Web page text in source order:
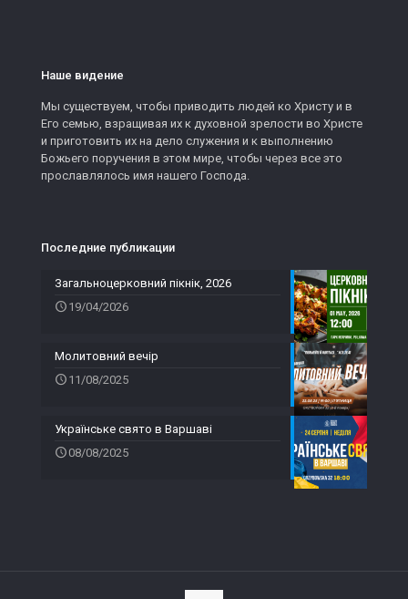
Наше видение
Мы существуем, чтобы приводить людей ко Христу и в
Его семью, взращивая их к духовной зрелости во Христе
и приготовить их на дело служения и к выполнению
Божьего поручения в этом мире, чтобы через все это
прославлялось имя нашего Господа.
Последние публикации
Загальноцерковний пікнік, 2026
19/04/2026
Молитовний вечір
11/08/2025
Українське свято в Варшаві
08/08/2025